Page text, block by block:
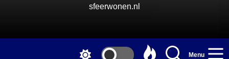
sfeerwonen.nl
Menu